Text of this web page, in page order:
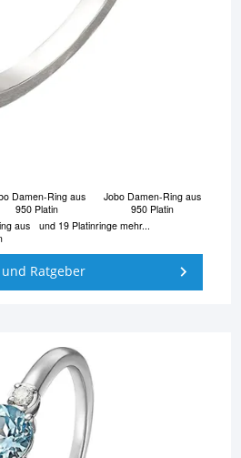
Damen-Ring aus
950 Platin
Jobo Damen-Ring aus
950 Platin
aus
und 19 Platinringe mehr...
Ratgeber